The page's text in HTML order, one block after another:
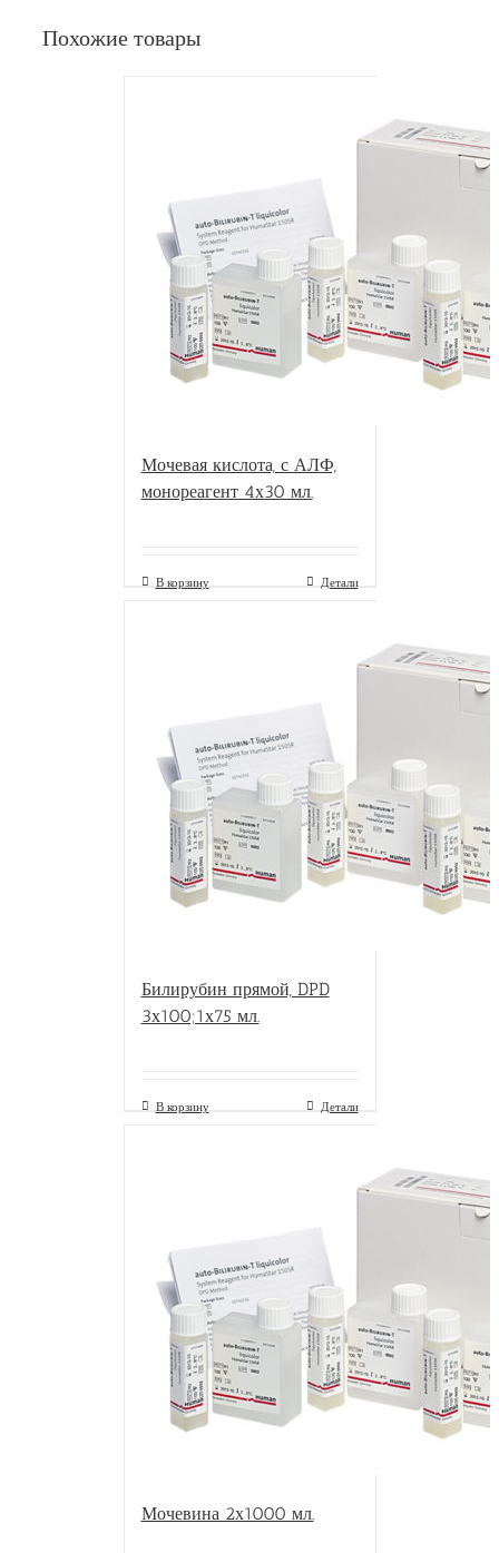
Похожие товары
Мочевая кислота, с АЛФ,
монореагент 4х30 мл.
В корзину Детали
Билирубин прямой, DPD
3х100;1х75 мл.
В корзину Детали
Мочевина 2х1000 мл.